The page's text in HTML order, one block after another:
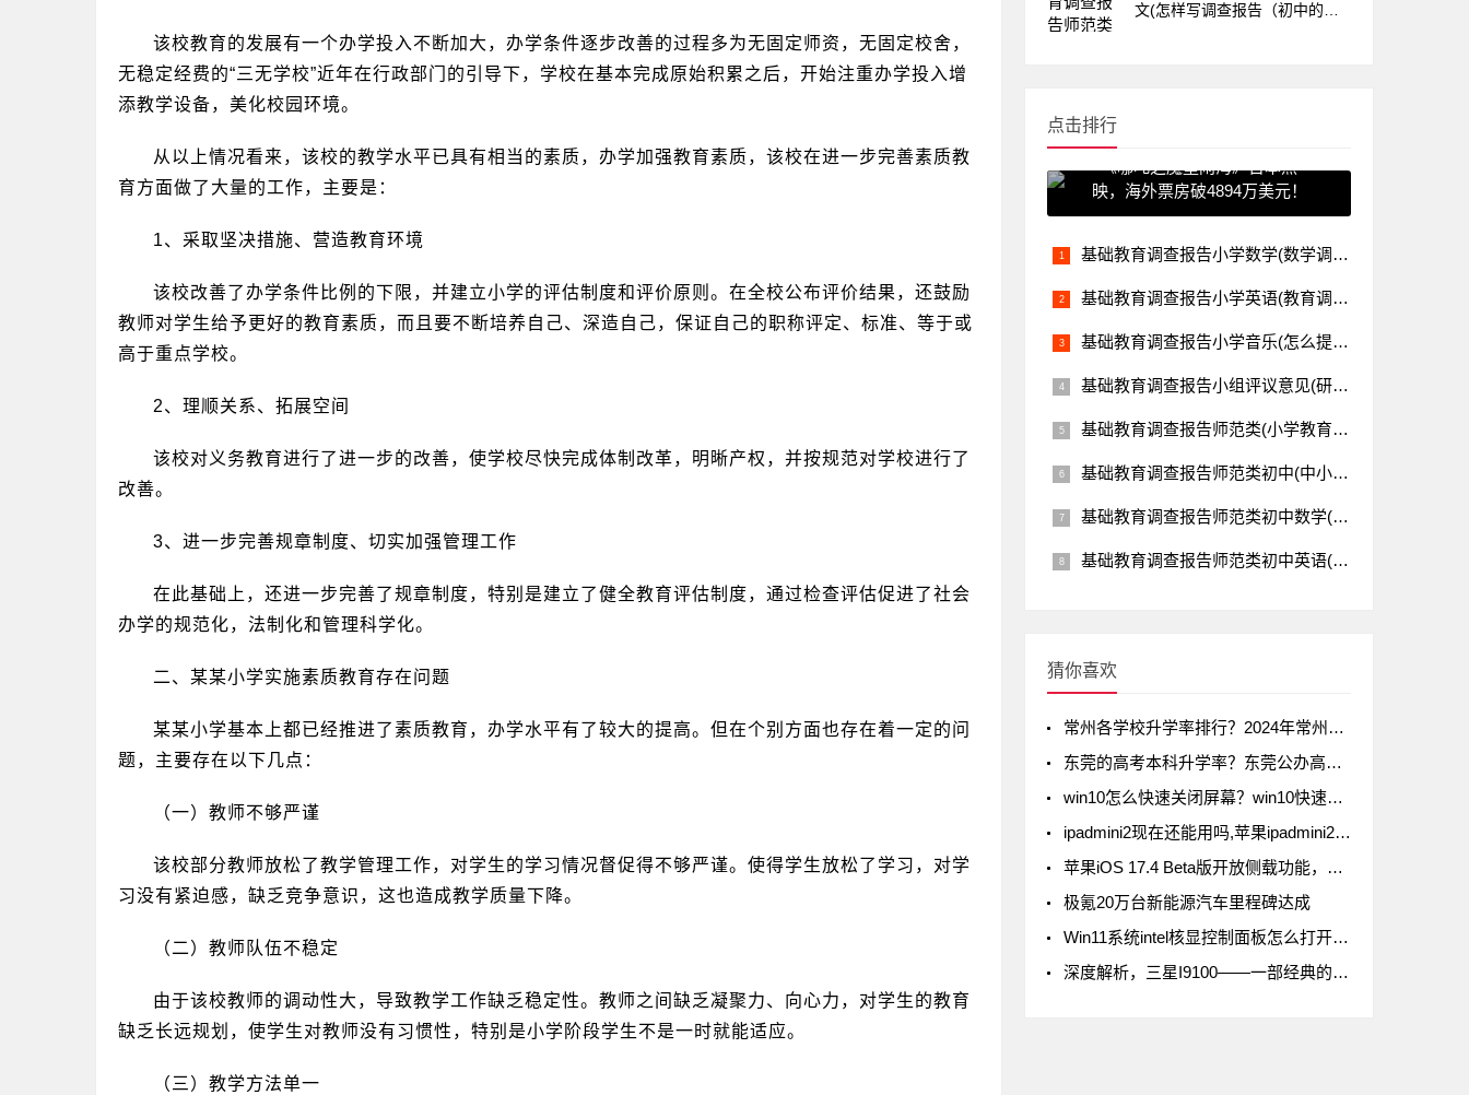
该校教育的发展有一个办学投入不断加大，办学条件逐步改善的过程多为无固定师资，无固定校舍，
无稳定经费的“三无学校”近年在行政部门的引导下，学校在基本完成原始积累之后，开始注重办学投入增
添教学设备，美化校园环境。
从以上情况看来，该校的教学水平已具有相当的素质，办学加强教育素质，该校在进一步完善素质教
育方面做了大量的工作，主要是：
1、采取坚决措施、营造教育环境
该校改善了办学条件比例的下限，并建立小学的评估制度和评价原则。在全校公布评价结果，还鼓励
教师对学生给予更好的教育素质，而且要不断培养自己、深造自己，保证自己的职称评定、标准、等于或
高于重点学校。
2、理顺关系、拓展空间
该校对义务教育进行了进一步的改善，使学校尽快完成体制改革，明晰产权，并按规范对学校进行了
改善。
3、进一步完善规章制度、切实加强管理工作
在此基础上，还进一步完善了规章制度，特别是建立了健全教育评估制度，通过检查评估促进了社会
办学的规范化，法制化和管理科学化。
二、某某小学实施素质教育存在问题
某某小学基本上都已经推进了素质教育，办学水平有了较大的提高。但在个别方面也存在着一定的问
题，主要存在以下几点：
（一）教师不够严谨
该校部分教师放松了教学管理工作，对学生的学习情况督促得不够严谨。使得学生放松了学习，对学
习没有紧迫感，缺乏竞争意识，这也造成教学质量下降。
（二）教师队伍不稳定
由于该校教师的调动性大，导致教学工作缺乏稳定性。教师之间缺乏凝聚力、向心力，对学生的教育
缺乏长远规划，使学生对教师没有习惯性，特别是小学阶段学生不是一时就能适应。
（三）教学方法单一
文(怎样写调查报告（初中的）)
点击排行
《哪吒之魔童闹海》日本热
映，海外票房破4894万美元！
基础教育调查报告小学数学(数学调查报告怎么写)教育资讯网-教育行业资讯百科大全
基础教育调查报告小学英语(教育调查报告 求一篇小学教育调查研究报告。 2000字左右的~谢谢谢谢)教育资讯网-教育行业资讯百科大全
基础教育调查报告小学音乐(怎么提高小学音乐课堂教学有效性的策略研究)教育资讯网-教育行业资讯百科大全
基础教育调查报告小组评议意见(研究课题结题鉴定评审书如何填写)教育资讯网-教育行业资讯百科大全
基础教育调查报告师范类(小学教育个案调查报告怎么写啊)教育资讯网-教育行业资讯百科大全
基础教育调查报告师范类初中(中小学初任教师的困境的调查报告范文)教育资讯网-教育行业资讯百科大全
基础教育调查报告师范类初中数学(数学调查报告怎么写)教育资讯网-教育行业资讯百科大全
基础教育调查报告师范类初中英语(教育调查报告 求一篇小学教育调查研究报告。 2000字左右的~谢谢谢谢)教育资讯网-教育行业资讯百科大全
猜你喜欢
常州各学校升学率排行？2024年常州初中升学率排名
东莞的高考本科升学率？东莞公办高中录取率有多少
win10怎么快速关闭屏幕？win10快速关闭屏幕方法
ipadmini2现在还能用吗,苹果ipadmini2现在还能用吗
苹果iOS 17.4 Beta版开放侧载功能，但iPad不在列
极氪20万台新能源汽车里程碑达成
Win11系统intel核显控制面板怎么打开-打开intel核显控制面板的方法
深度解析，三星I9100——一部经典的智能手机传奇